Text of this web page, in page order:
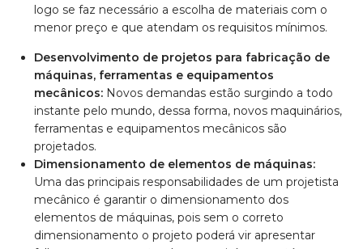
logo se faz necessário a escolha de materiais com o
menor preço e que atendam os requisitos mínimos.
Desenvolvimento de projetos para fabricação de
máquinas, ferramentas e equipamentos
mecânicos: Novos demandas estão surgindo a todo
instante pelo mundo, dessa forma, novos maquinários,
ferramentas e equipamentos mecânicos são
projetados.
Dimensionamento de elementos de máquinas:
Uma das principais responsabilidades de um projetista
mecânico é garantir o dimensionamento dos
elementos de máquinas, pois sem o correto
dimensionamento o projeto poderá vir apresentar